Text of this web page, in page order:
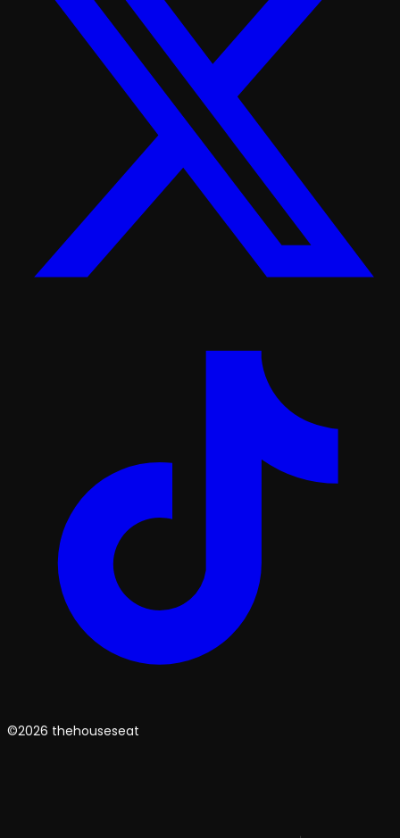
©2026 thehouseseat